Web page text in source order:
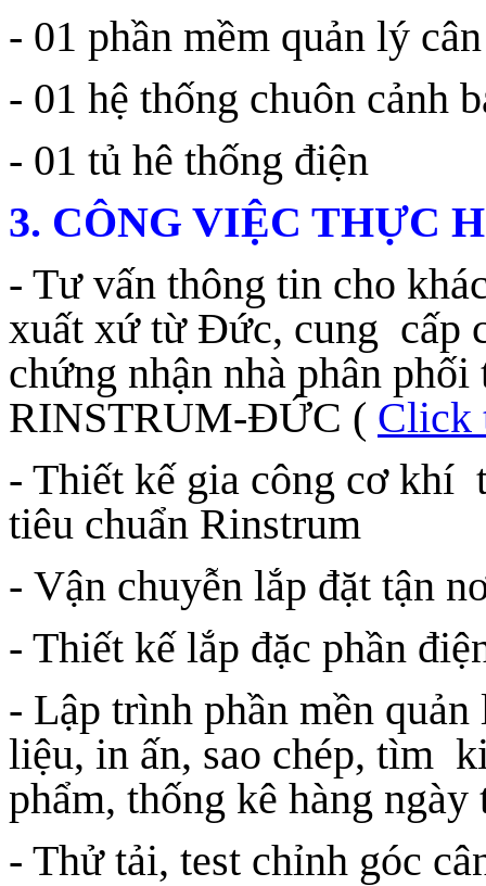
- 01 phần mềm quản lý
- 01 hệ thống chuôn cảnh
- 01 tủ hê thống điện
3. CÔNG VIỆC THỰC
- Tư vấn thông tin cho
xuất xứ từ Đức, cung cấp
chứng nhận nhà phân
RINSTRUM-ĐỨC ( Click
- Thiết kế gia công cơ khí
tiêu chuẩn Rinstrum
- Vận chuyễn lắp đặt tận
- Thiết kế lắp đặc phần
- Lập trình phần mền
liệu, in ấn, sao chép, tìm
phẩm, thống kê hàng ngày
- Thử tải, test chỉnh góc